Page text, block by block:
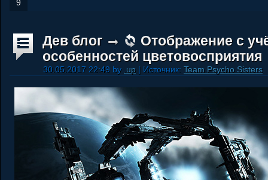
9
Дев блог
Отображение с
особенностей цветовосприятия
30.05.2017 22:49 by .up | Источник: Team Psycho Sisters